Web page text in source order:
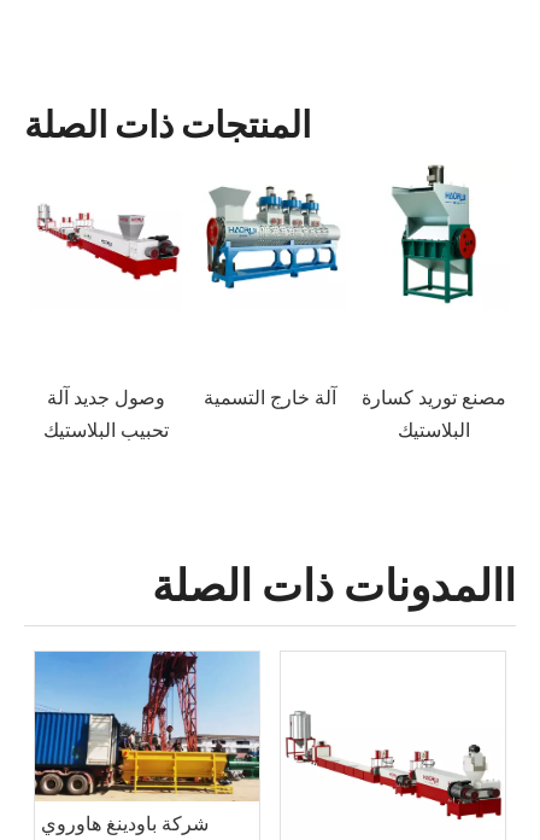
المنتجات ذات الصلة
آلة خارج التسمية
مصنع توريد كسارة
خط إعادة تدوير
البلاستيك بتصميم
االمدونات ذات الصلة
شركة باودينغ هاوروي